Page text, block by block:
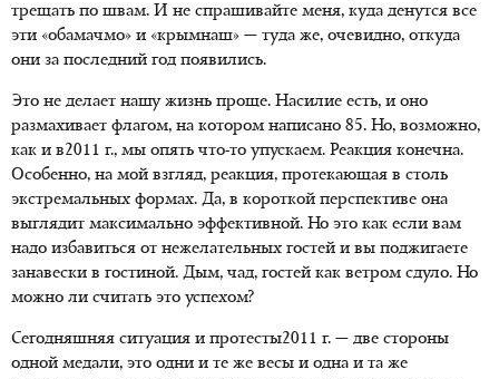
трещать по швам. И не спрашивайте меня, куда денутся все
эти «обамачмо» и «крымнаш» — туда же, очевидно, откуда
они за последний год появились.
Это не делает нашу жизнь проще. Насилие есть, и оно
размахивает флагом, на котором написано 85. Но, возможно,
как и в2011 г., мы опять что-то упускаем. Реакция конечна.
Особенно, на мой взгляд, реакция, протекающая в столь
экстремальных формах. Да, в короткой перспективе она
выглядит максимально эффективной. Но это как если вам
надо избавиться от нежелательных гостей и вы поджигаете
занавески в гостиной. Дым, чад, гостей как ветром сдуло. Но
можно ли считать это успехом?
Сегодняшняя ситуация и протесты2011 г. — две стороны
одной медали, это одни и те же весы и одна и та же